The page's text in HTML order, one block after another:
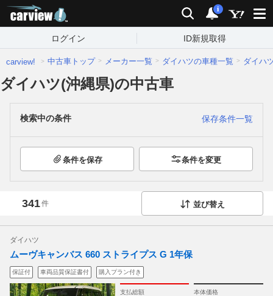
検索 通知
i
ログイン ID新規取得
carview! 中古車トップ メーカー一覧 ダイハツの車種一覧 ダイハ
ダイハツ(沖縄県)の中古車
検索中の条件 保存条件一覧
条件を保存 条件を変更
341件 並び替え
ダイハツ
ムーヴキャンバス 660 ストライプス G 1年保
保証付 車両品質保証書付 購入プラン付き
支払総額 本体価格